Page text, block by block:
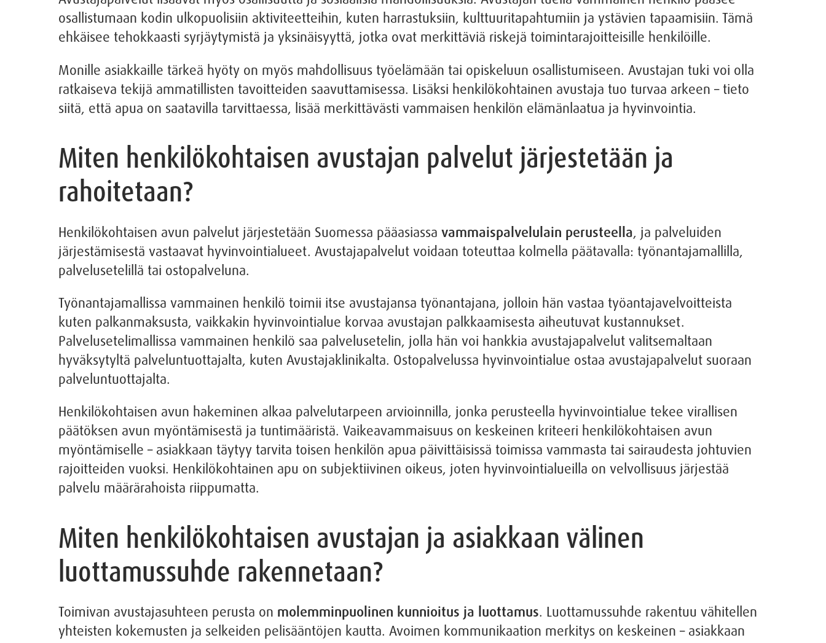
osallistumaan kodin ulkopuolisiin aktiviteetteihin, kuten harrastuksiin, kulttuuritapahtumiin ja ystävien tapaamisiin. Tämä
ehkäisee tehokkaasti syrjäytymistä ja yksinäisyyttä, jotka ovat merkittäviä riskejä toimintarajoitteisille henkilöille.
Monille asiakkaille tärkeä hyöty on myös mahdollisuus työelämään tai opiskeluun osallistumiseen. Avustajan tuki voi olla
ratkaiseva tekijä ammatillisten tavoitteiden saavuttamisessa. Lisäksi henkilökohtainen avustaja tuo turvaa arkeen – tieto
siitä, että apua on saatavilla tarvittaessa, lisää merkittävästi vammaisen henkilön elämänlaatua ja hyvinvointia.
Miten henkilökohtaisen avustajan palvelut järjestetään ja
rahoitetaan?
Henkilökohtaisen avun palvelut järjestetään Suomessa pääasiassa vammaispalvelulain perusteella, ja palveluiden
järjestämisestä vastaavat hyvinvointialueet. Avustajapalvelut voidaan toteuttaa kolmella päätavalla: työnantajamallilla,
palvelusetelillä tai ostopalveluna.
Työnantajamallissa vammainen henkilö toimii itse avustajansa työnantajana, jolloin hän vastaa työantajavelvoitteista
kuten palkanmaksusta, vaikkakin hyvinvointialue korvaa avustajan palkkaamisesta aiheutuvat kustannukset.
Palvelusetelimallissa vammainen henkilö saa palvelusetelin, jolla hän voi hankkia avustajapalvelut valitsemaltaan
hyväksytyltä palveluntuottajalta, kuten Avustajaklinikalta. Ostopalvelussa hyvinvointialue ostaa avustajapalvelut suoraan
palveluntuottajalta.
Henkilökohtaisen avun hakeminen alkaa palvelutarpeen arvioinnilla, jonka perusteella hyvinvointialue tekee virallisen
päätöksen avun myöntämisestä ja tuntimääristä. Vaikeavammaisuus on keskeinen kriteeri henkilökohtaisen avun
myöntämiselle – asiakkaan täytyy tarvita toisen henkilön apua päivittäisissä toimissa vammasta tai sairaudesta johtuvien
rajoitteiden vuoksi. Henkilökohtainen apu on subjektiivinen oikeus, joten hyvinvointialueilla on velvollisuus järjestää
palvelu määrärahoista riippumatta.
Miten henkilökohtaisen avustajan ja asiakkaan välinen
luottamussuhde rakennetaan?
Toimivan avustajasuhteen perusta on molemminpuolinen kunnioitus ja luottamus. Luottamussuhde rakentuu vähitellen
yhteisten kokemusten ja selkeiden pelisääntöjen kautta. Avoimen kommunikaation merkitys on keskeinen – asiakkaan